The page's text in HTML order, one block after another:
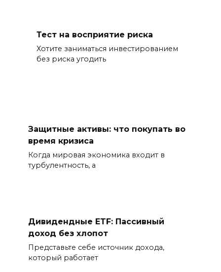
Тест на восприятие риска
Хотите заниматься инвестированием
без риска угодить
Защитные активы: что покупать во
время кризиса
Когда мировая экономика входит в
турбулентность, а
Дивидендные ETF: Пассивный
доход без хлопот
Представьте себе источник дохода,
который работает